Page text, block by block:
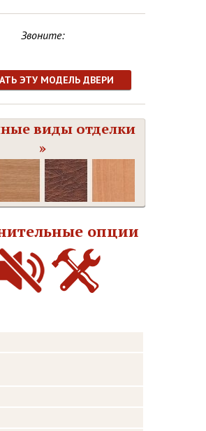
Звоните:
ЭТУ МОДЕЛЬ ДВЕРИ
виды отделки
»
опции